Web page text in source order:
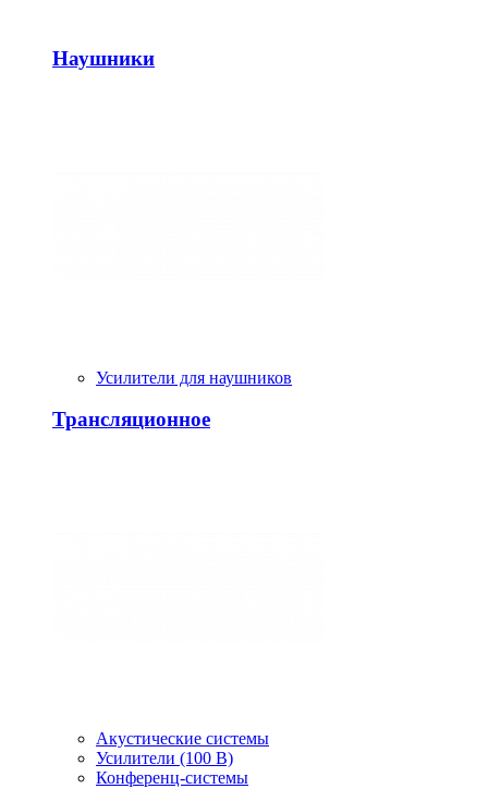
Наушники
Усилители для наушников
Трансляционное
Акустические системы
Усилители (100 В)
Конференц-системы